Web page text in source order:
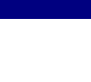
รเรียนรู้